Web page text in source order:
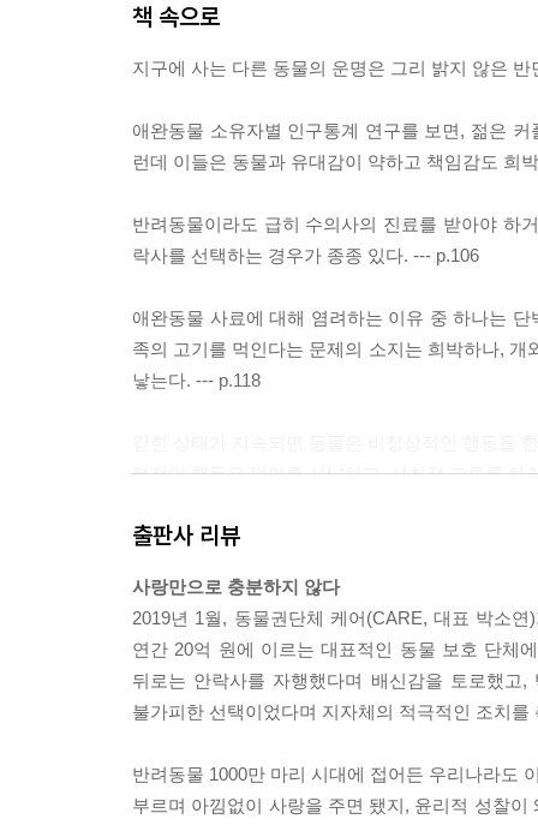
책 속으로
지구에 사는 다른 동물의 운명은 그리 밝지 않은
애완동물 소유자별 인구통계 연구를 보면, 젊은
런데 이들은 동물과 유대감이 약하고 책임감도 희
반려동물이라도 급히 수의사의 진료를 받아야 하
락사를 선택하는 경우가 종종 있다. --- p.106
애완동물 사료에 대해 염려하는 이유 중 하나는
족의 고기를 먹인다는 문제의 소지는 희박하나,
낳는다. --- p.118
복적인 행동은 먹이를 사냥하고, 사회적 교류를 하
거의 모든 수의사가 편의에 따른 안락사 요청을
동물의 운명에 대해 안일하게 생각하는 사람이 많
로운 집을 찾아줄 거라고 생각하기 때문이다. …하
나는 당신이 이 책을 다 읽은 뒤, 애완동물 기르기
--- p.304
출판사 리뷰
사랑만으로 충분하지 않다
2019년 1월, 동물권단체 케어(CARE, 대표 박소
연간 20억 원에 이르는 대표적인 동물 보호 단체
뒤로는 안락사를 자행했다며 배신감을 토로했
불가피한 선택이었다며 지자체의 적극적인 조치를
반려동물 1000만 마리 시대에 접어든 우리나라도
부르며 아낌없이 사랑을 주면 됐지, 윤리적 성찰